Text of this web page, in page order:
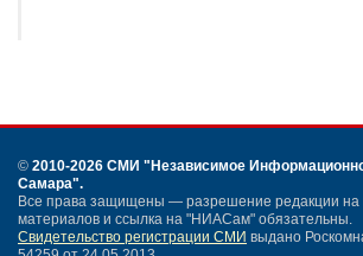
© 2010-2026 СМИ "Независимое
Самара".
Все права защищены — разрешение редакции на
материалов и ссылка на "НИАСам" обязательны.
Свидетельство регистрации СМИ выдано